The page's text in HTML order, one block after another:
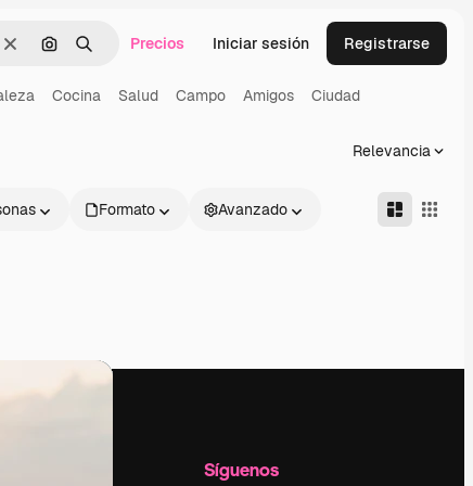
BorrarBuscar por imagen
BuscarPrecios Iniciar sesión Registrarse
Cocina Salud Campo Amigos Ciudad
Relevancia
Formato Avanzado
Síguenos